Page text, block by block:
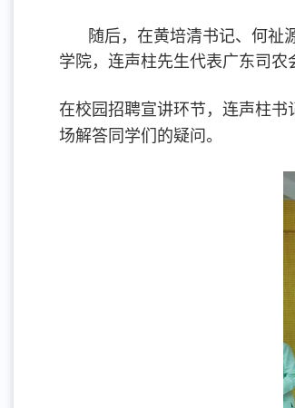
随后，在黄培清书记、何祉
学院，连声柱先生代表广东司农
在校园招聘宣讲环节，连声柱
场解答同学们的疑问。